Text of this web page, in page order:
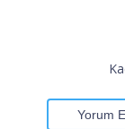
Yorum